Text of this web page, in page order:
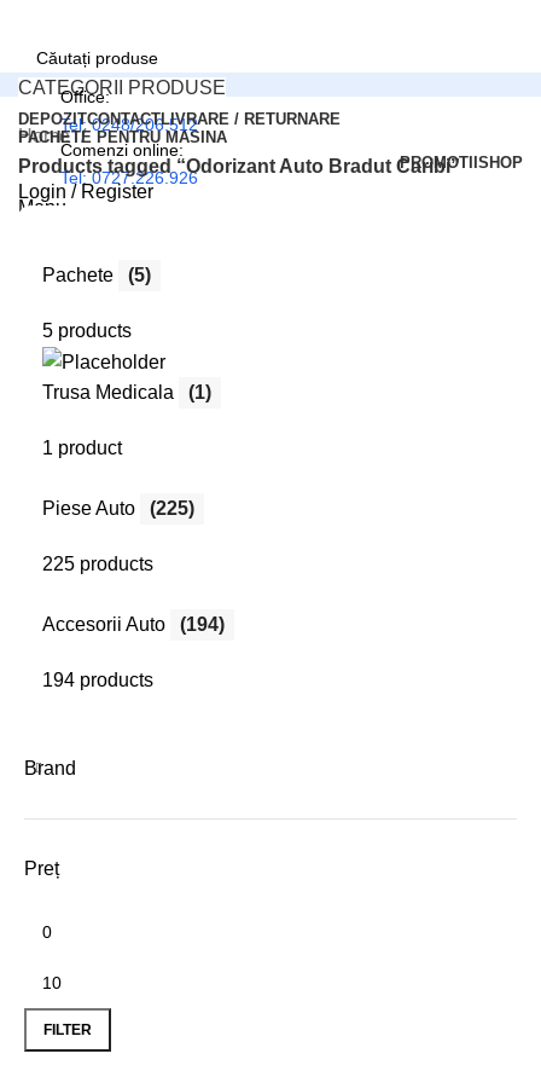
Office:
Tel: 0248/206.512
Comenzi online:
Tel: 0727.226.926
Menu
Login / Register
CATEGORII PRODUSE
DEPOZITCONTACTLIVRARE / RETURNARE
PACHETE PENTRU MASINA
PROMOTII SHOP
Login / Register
items 0,00 lei
Home
Products tagged “Odorizant Auto Bradut Caribi”
Pachete (5)
5 products
Trusa Medicala (1)
1 product
Piese Auto (225)
225 products
Accesorii Auto (194)
194 products
Brand
Preț
Min
price
Max
price
FILTER